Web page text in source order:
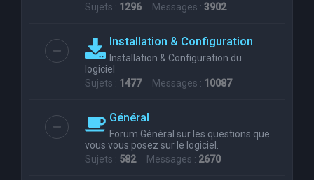
Sujets : 1296 Messages : 3902
Installation & Configuration
Installation & Configuration du
logiciel
Sujets : 1477Messages : 10087
Général
Forum Général sur les questions que
vous vous posez sur le logiciel.
Sujets : 582Messages : 2670